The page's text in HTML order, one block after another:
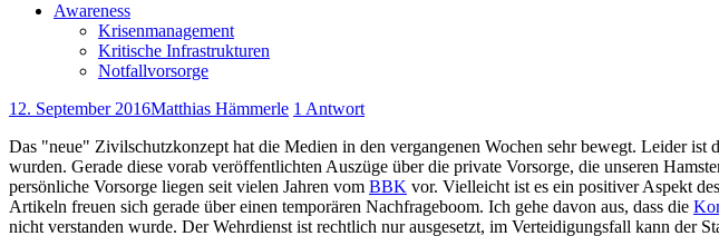
Awareness
Krisenmanagement
Kritische Infrastrukturen
Notfallvorsorge
12. September 2016Matthias Hämmerle 1 Antwort
Das "neue" Zivilschutzkonzept hat die Medien in den vergangenen Wochen sehr bewegt. Leider
wurden. Gerade diese vorab veröffentlichten Auszüge über die private Vorsorge, die unseren
persönliche Vorsorge liegen seit vielen Jahren vom BBK vor. Vielleicht ist es ein positiver Aspekt
Artikeln freuen sich gerade über einen temporären Nachfrageboom. Ich gehe davon aus, dass die
nicht verstanden wurde. Der Wehrdienst ist rechtlich nur ausgesetzt, im Verteidigungsfall kann der